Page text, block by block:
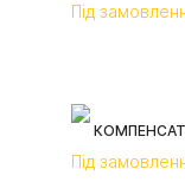
Під
Під